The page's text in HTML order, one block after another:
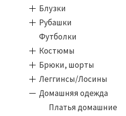
Блузки
Рубашки
Футболки
Костюмы
Брюки, шорты
Леггинсы/Лосины
Домашняя одежда
Платья домашние